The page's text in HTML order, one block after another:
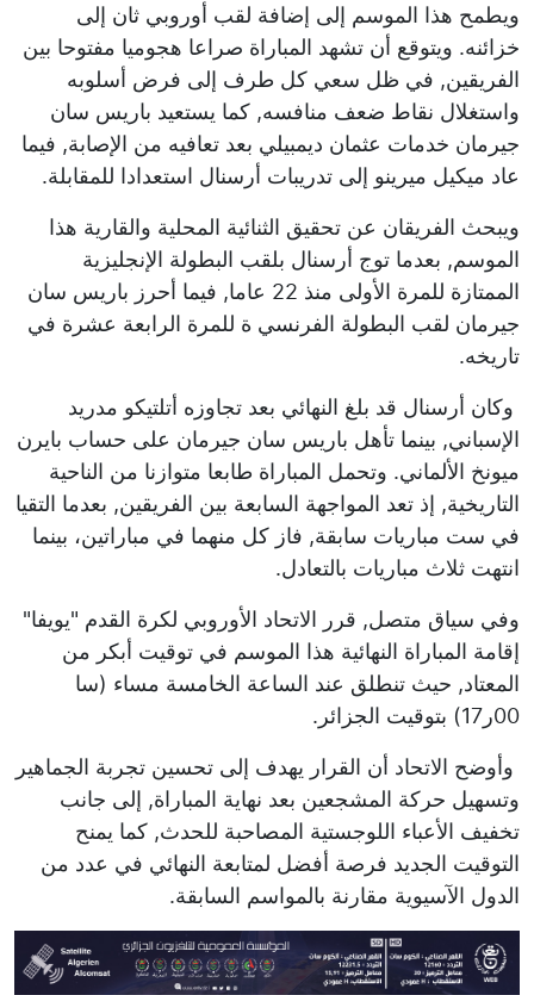
ويطمح هذا الموسم إلى إضافة لقب أوروبي ثان إلى
خزائنه. ويتوقع أن تشهد المباراة صراعا هجوميا مفتوحا بين
الفريقين, في ظل سعي كل طرف إلى فرض أسلوبه
واستغلال نقاط ضعف منافسه, كما يستعيد باريس سان
جيرمان خدمات عثمان ديمبيلي بعد تعافيه من الإصابة, فيما
عاد ميكيل ميرينو إلى تدريبات أرسنال استعدادا للمقابلة.
ويبحث الفريقان عن تحقيق الثنائية المحلية والقارية هذا
الموسم, بعدما توج أرسنال بلقب البطولة الإنجليزية
الممتازة للمرة الأولى منذ 22 عاما, فيما أحرز باريس سان
جيرمان لقب البطولة الفرنسي ة للمرة الرابعة عشرة في
تاريخه.
وكان أرسنال قد بلغ النهائي بعد تجاوزه أتلتيكو مدريد
الإسباني, بينما تأهل باريس سان جيرمان على حساب بايرن
ميونخ الألماني. وتحمل المباراة طابعا متوازنا من الناحية
التاريخية, إذ تعد المواجهة السابعة بين الفريقين, بعدما التقيا
في ست مباريات سابقة, فاز كل منهما في مباراتين، بينما
انتهت ثلاث مباريات بالتعادل.
وفي سياق متصل, قرر الاتحاد الأوروبي لكرة القدم "يويفا"
إقامة المباراة النهائية هذا الموسم في توقيت أبكر من
المعتاد, حيث تنطلق عند الساعة الخامسة مساء (سا
00ر17) بتوقيت الجزائر.
وأوضح الاتحاد أن القرار يهدف إلى تحسين تجربة الجماهير
وتسهيل حركة المشجعين بعد نهاية المباراة, إلى جانب
تخفيف الأعباء اللوجستية المصاحبة للحدث, كما يمنح
التوقيت الجديد فرصة أفضل لمتابعة النهائي في عدد من
الدول الآسيوية مقارنة بالمواسم السابقة.